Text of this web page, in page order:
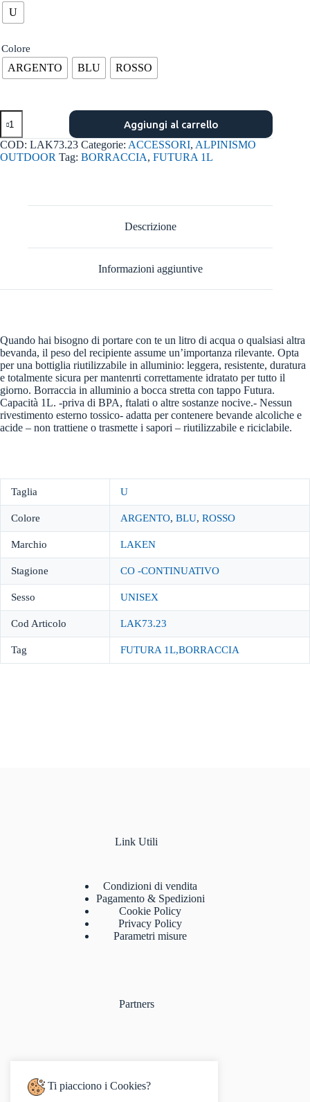
U
Colore
ARGENTO BLU ROSSO
Futura
borraccia
1l
alu
quantità
Aggiungi al carrello
COD: LAK73.23 Categorie: ACCESSORI, ALPINISMO
OUTDOOR Tag: BORRACCIA, FUTURA 1L
Descrizione
Informazioni aggiuntive
Quando hai bisogno di portare con te un litro di acqua o qualsiasi altra
bevanda, il peso del recipiente assume un’importanza rilevante. Opta
per una bottiglia riutilizzabile in alluminio: leggera, resistente, duratura
e totalmente sicura per mantenrti correttamente idratato per tutto il
giorno. Borraccia in alluminio a bocca stretta con tappo Futura.
Capacità 1L. -priva di BPA, ftalati o altre sostanze nocive.- Nessun
rivestimento esterno tossico- adatta per contenere bevande alcoliche e
acide – non trattiene o trasmette i sapori – riutilizzabile e riciclabile.
Taglia U
Colore ARGENTO, BLU, ROSSO
Marchio LAKEN
Stagione CO -CONTINUATIVO
Sesso UNISEX
Cod Articolo LAK73.23
Tag FUTURA 1L,BORRACCIA
Link Utili
Condizioni di vendita
Pagamento & Spedizioni
Cookie Policy
Privacy Policy
Parametri misure
Partners
Ti piacciono i Cookies?